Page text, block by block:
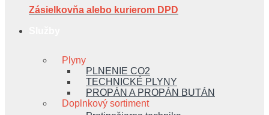
Plyny
PLNENIE CO2
TECHNICKÉ PLYNY
PROPÁN A PROPÁN BUTÁN
Doplnkový sortiment
Zásielkovňa alebo kurierom DPD